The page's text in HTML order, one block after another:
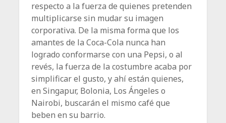
respecto a la fuerza de quienes pretenden
multiplicarse sin mudar su imagen
corporativa. De la misma forma que los
amantes de la Coca-Cola nunca han
logrado conformarse con una Pepsi, o al
revés, la fuerza de la costumbre acaba por
simplificar el gusto, y ahí están quienes,
en Singapur, Bolonia, Los Ángeles o
Nairobi, buscarán el mismo café que
beben en su barrio.